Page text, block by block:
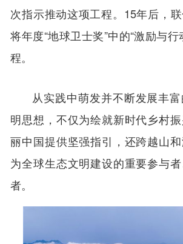
次指示推动这项工程。15年后，
将年度“地球卫士奖”中的“激励与
程。
从实践中萌发并不断发展丰
明思想，不仅为绘就新时代乡村
丽中国提供坚强指引，还跨越山
为全球生态文明建设的重要参与
者。